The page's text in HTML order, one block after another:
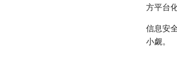
方平台
信息安
小觑。